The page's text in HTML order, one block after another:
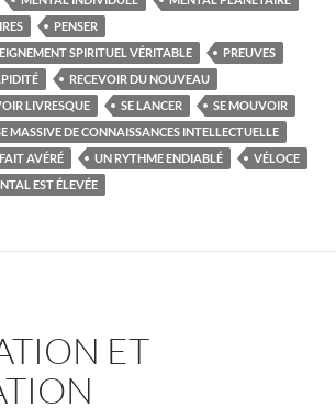
PENSER
SPIRITUEL VÉRITABLE
PREUVES
RECEVOIR DU NOUVEAU
LIVRESQUE SE LANCER
SE MOUVOIR
MASSIVE DE CONNAISSANCES INTELLECTUELLE
AVÉRÉ UN RYTHME ENDIABLÉ
VÉLOCE
EST ÉLEVÉE
ET